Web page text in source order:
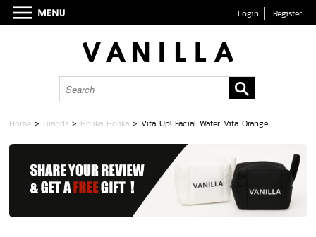
Login Register
Home > Brands > Holika Holika >Vita Up! Facial Water Vita Orange